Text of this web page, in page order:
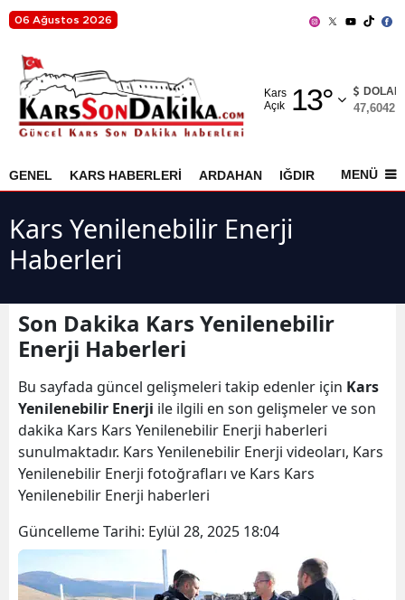
06 Ağustos 2026
Kars
Açık
13°
Adıyaman
Ağrı
Ankara
Artvin
Balıkesir
Bilecik
Bingöl
Burdur
DOLAR
47,6042
GENEL KARS HABERLERİ ARDAHAN IĞDIR AKYAKA
MENÜ
Kars Yenilenebilir Enerji
Haberleri
Son Dakika Kars Yenilenebilir
Enerji Haberleri
Bu sayfada güncel gelişmeleri takip edenler için Kars
Yenilenebilir Enerji ile ilgili en son gelişmeler ve son
dakika Kars Kars Yenilenebilir Enerji haberleri
sunulmaktadır. Kars Yenilenebilir Enerji videoları, Kars
Yenilenebilir Enerji fotoğrafları ve Kars Kars
Yenilenebilir Enerji haberleri
Güncelleme Tarihi: Eylül 28, 2025 18:04